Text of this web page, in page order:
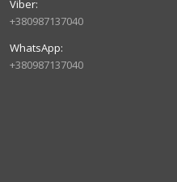
+380987137040
+380987137040